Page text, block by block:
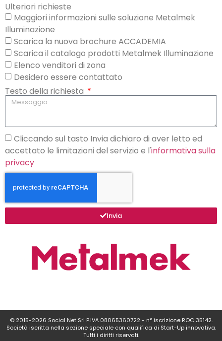
Ulteriori richieste
Maggiori informazioni sulle soluzione Metalmek
Illuminazione
Scarica la nuova brochure ACCADEMIA
Scarica il catalogo prodotti Metalmek Illuminazione
Elenco venditori di zona
Desidero essere contattato
Testo della richiesta
Cliccando sul tasto Invia dichiaro di aver letto ed
accettato le limitazioni del servizio e l'informativa sulla
privacy
Invia
© 2015-2026 Social Net Srl P.IVA 08065360722 - n° iscrizione ROC 35142.
Società iscritta nella sezione speciale con qualifica di Start-Up innovativa.
Tutti i diritti riservati.